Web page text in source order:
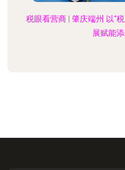
税眼看营商 | 肇庆端州 以“
展赋能